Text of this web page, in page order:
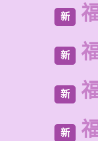
新
新
新
新